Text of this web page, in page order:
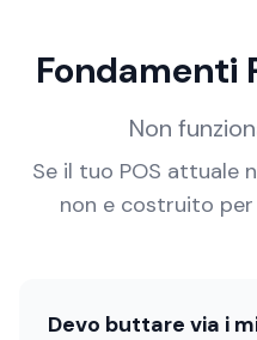
Fondamenti
Non
Se il tuo POS attuale
non e costruito
Devo buttare via i